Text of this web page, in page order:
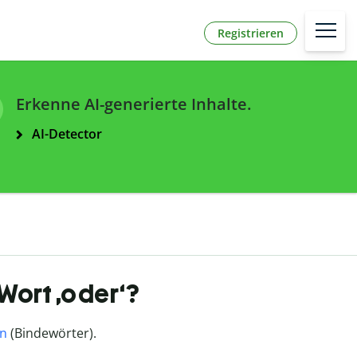
Registrieren
Erkenne AI-generierte Inhalte.
AI-Detector
‚oder‘?
(Bindewörter).